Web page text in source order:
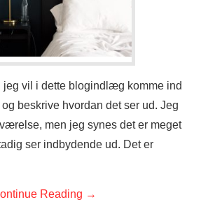
jeg vil i dette blogindlæg komme ind
beskrive hvordan det ser ud. Jeg
men jeg synes det er meget
ser indbydende ud. Det er
Reading →